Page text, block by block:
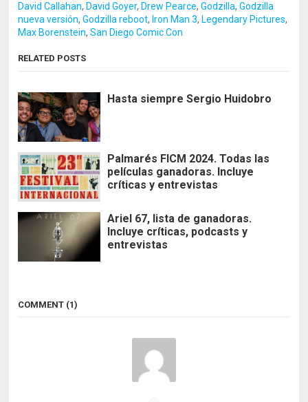
David Callahan, David Goyer, Drew Pearce,Godzilla,Godzilla
nueva versión,Godzilla reboot, Iron Man 3, Legendary Pictures,
Max Borenstein,San Diego Comic Con
RELATED POSTS
Hasta siempre Sergio Huidobro
Palmarés FICM 2024. Todas las
películas ganadoras. Incluye
críticas y entrevistas
Ariel 67, lista de ganadoras.
Incluye críticas, podcasts y
entrevistas
COMMENT (1)